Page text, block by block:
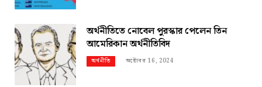
অর্থনীতিতে নোবেল পুরস্কার পেলেন তিন
আমেরিকান অর্থনীতিবিদ
অর্থনীতি অক্টোবর 16, 2024